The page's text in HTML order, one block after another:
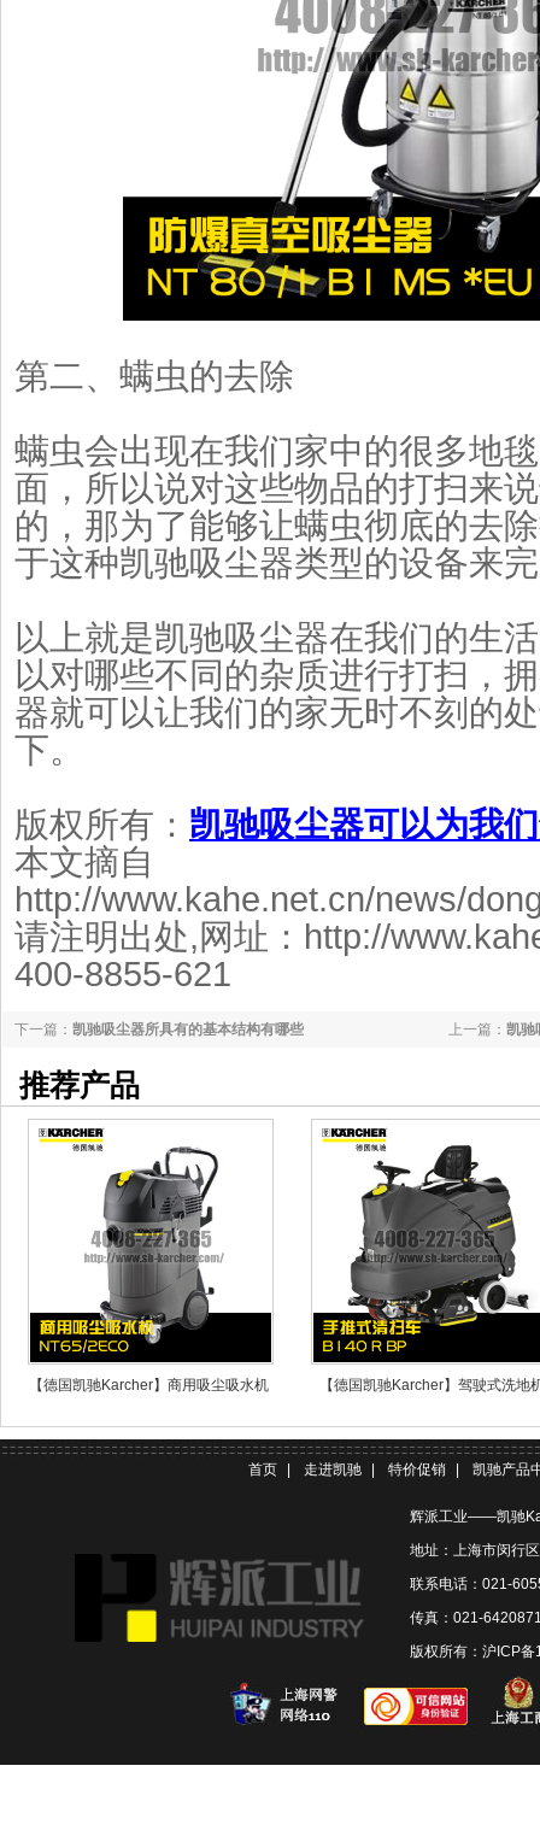
第二、螨虫的去除
螨虫会出现在我们家中的很多地
面，所以说对这些物品的打扫来
的，那为了能够让螨虫彻底的去
于这种凯驰吸尘器类型的设备来
以上就是凯驰吸尘器在我们的生
以对哪些不同的杂质进行打扫，
器就可以让我们的家无时不刻的
下。
版权所有： 凯驰吸尘器可以为我
本文摘自
http://www.kahe.net.cn/news/
请注明出处,网址：http://
400-8855-621
上一篇： 凯驰
下一篇： 凯驰吸尘器所具有的基本结构有哪些
推荐产品
【德国凯驰Karcher】商用吸尘吸水机
【德国凯驰Karcher】驾驶式洗地
首页 走进凯驰 特价促销 凯驰产品
辉派工业——凯驰
地址：上海市闵行
联系电话：021-
传真：021-
版权所有： 沪ICP备